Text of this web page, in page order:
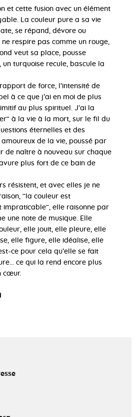
et cette fusion avec un élément
La couleur pure a sa vie
se répand, dévore ou
ne respire pas comme un rouge,
veut sa place, pousse
un turquoise recule, bascule la
de force, l’intensité de
à ce que j’ai en moi de plus
au plus spirituel. J’ai la
à la vie à la mort, sur le fil du
éternelles et des
amoureux de la vie, poussé par
de naître à nouveau sur chaque
plus fort de ce bain de
résistent, et avec elles je ne
”la couleur est
impraticable”, elle raisonne par
une note de musique. Elle
elle jouit, elle pleure, elle
elle figure, elle idéalise, elle
ce pour cela qu’elle se fait
ce qui la rend encore plus
cœur.